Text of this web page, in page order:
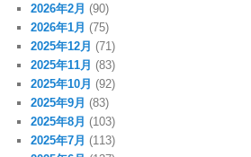
2026年2月 (90)
2026年1月 (75)
2025年12月 (71)
2025年11月 (83)
2025年10月 (92)
2025年9月 (83)
2025年8月 (103)
2025年7月 (113)